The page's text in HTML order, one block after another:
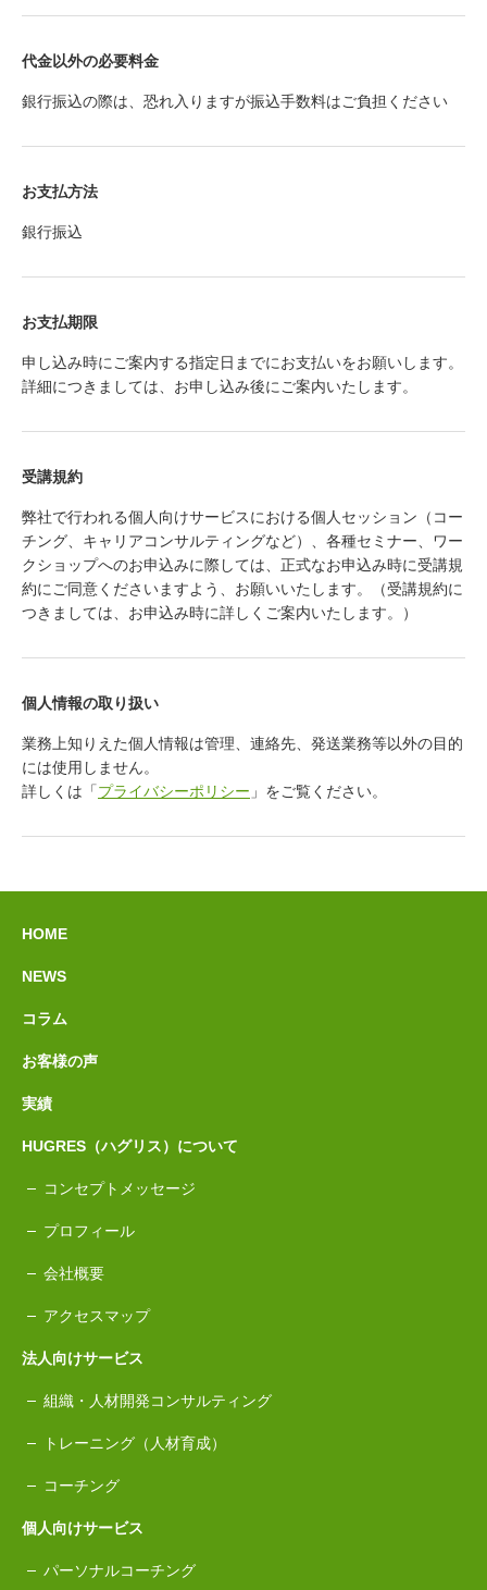
代金以外の必要料金
銀行振込の際は、恐れ入りますが振込手数料はご負担ください
お支払方法
銀行振込
お支払期限
申し込み時にご案内する指定日までにお支払いをお願いします。
詳細につきましては、お申し込み後にご案内いたします。
受講規約
弊社で行われる個人向けサービスにおける個人セッション（コー
チング、キャリアコンサルティングなど）、各種セミナー、ワー
クショップへのお申込みに際しては、正式なお申込み時に受講規
約にご同意くださいますよう、お願いいたします。（受講規約に
つきましては、お申込み時に詳しくご案内いたします。）
個人情報の取り扱い
業務上知りえた個人情報は管理、連絡先、発送業務等以外の目的
には使用しません。
詳しくは「プライバシーポリシー 」をご覧ください。
HOME
NEWS
コラム
お客様の声
実績
HUGRES（ハグリス）について
コンセプトメッセージ
プロフィール
会社概要
アクセスマップ
法人向けサービス
組織・人材開発コンサルティング
トレーニング（人材育成）
コーチング
個人向けサービス
パーソナルコーチング